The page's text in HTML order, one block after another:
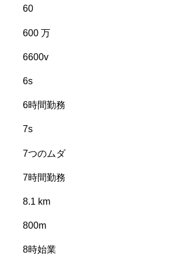
60
600 万
6600v
6s
6時間勤務
7s
7つのムダ
7時間勤務
8.1 km
800m
8時始業